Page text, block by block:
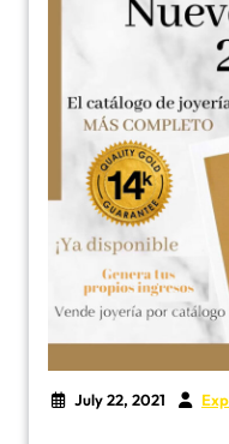
July 22, 2021